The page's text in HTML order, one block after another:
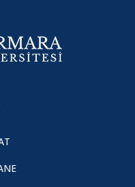
TARİHLİ
İSTANBUL
EDEN ÖĞRENCİLERLE